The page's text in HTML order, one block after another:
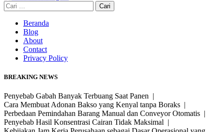
Cari
untuk:
Beranda
Blog
About
Contact
Privacy Policy
BREAKING NEWS
Penyebab Gabah Banyak Terbuang Saat Panen |
Cara Membuat Adonan Bakso yang Kenyal tanpa Boraks |
Perbedaan Pemindahan Barang Manual dan Conveyor Otomatis |
Penyebab Hasil Konsentrasi Cairan Tidak Maksimal |